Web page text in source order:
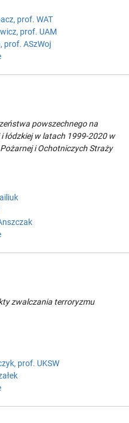
prof. WAT
prof. UAM
prof. ASzWoj
powszechnego na
łódzkiej w latach 1999-2020 w
i Ochotniczych Straży
zwalczania terroryzmu
prof. UKSW